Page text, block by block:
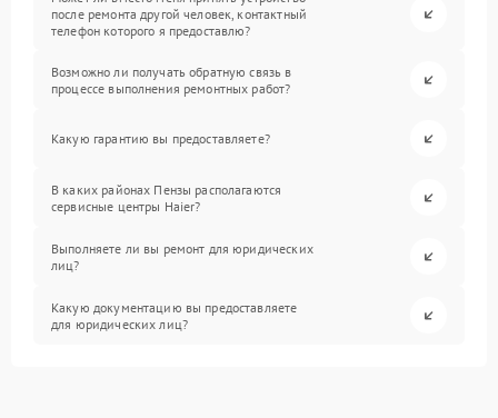
после ремонта другой человек, контактный
телефон которого я предоставлю?
Возможно ли получать обратную связь в
процессе выполнения ремонтных работ?
Какую гарантию вы предоставляете?
В каких районах Пензы располагаются
сервисные центры Haier?
Выполняете ли вы ремонт для юридических
лиц?
Какую документацию вы предоставляете
для юридических лиц?